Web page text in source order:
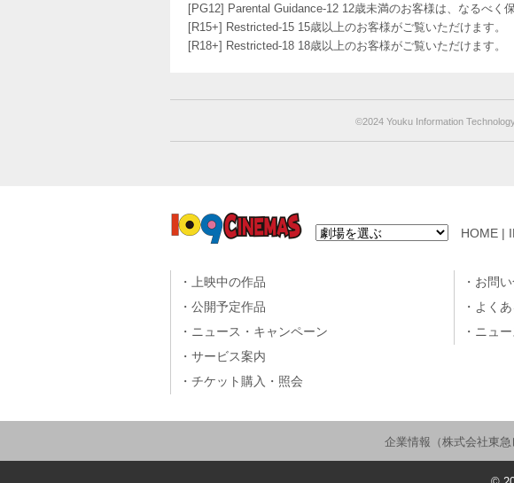
[PG12] Parental Guidance-12 12歳未満のお客様は、なるべく
[R15+] Restricted-15 15歳以上のお客様がご覧いただけます。
[R18+] Restricted-18 18歳以上のお客様がご覧いただけます。
©︎2024 Youku Information
HOME
上映中の作品
公開予定作品
ニュース・キャンペーン
サービス案内
チケット購入・照会
お問
よく
ニュ
企業情報（株式会社東急